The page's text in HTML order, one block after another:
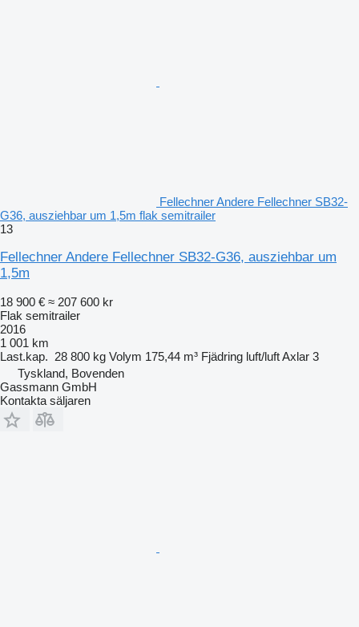
Fellechner Andere Fellechner SB32-
G36, ausziehbar um 1,5m flak semitrailer
13
Fellechner Andere Fellechner SB32-G36, ausziehbar um
1,5m
18 900 € ≈ 207 600 kr
Flak semitrailer
2016
1 001 km
Last.kap. 28 800 kg Volym 175,44 m³ Fjädring luft/luftAxlar 3
Tyskland, Bovenden
Gassmann GmbH
Kontakta säljaren